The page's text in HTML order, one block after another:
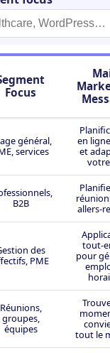
Focus
général,
services
en
et
B2B
allers-
des
PME
tout-
pour
Réunions,
groupes,
équipes
tout le